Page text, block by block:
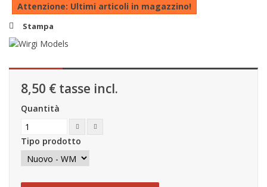
Attenzione: Ultimi articoli in magazzino!
Stampa
8,50 € tasse incl.
Quantità
Tipo prodotto